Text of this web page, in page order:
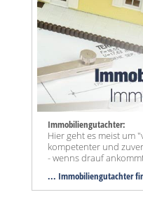
Immobiliengutachter:
Hier geht es meist um
kompetenter und
- wenns drauf
... Immobiliengutachter